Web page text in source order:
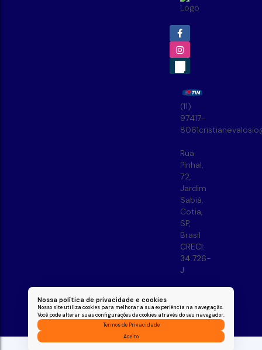
Nossa política de privacidade e cookies
Nosso site utiliza cookies para melhorar a sua experiência na navegação.
Você pode alterar suas configurações de cookies através do seu navegador.
Termos de Privacidade
Aceito
(11)
97417-
8061
Rua
Pinhal,
72,
Jardim
Sabiá,
Cotia,
SP,
Brasil
CRECI:
34.726-
J